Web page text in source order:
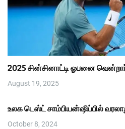
2025 சின்சினாட்டி ஓபனை
August 19, 2025
உலக டெஸ்ட் சாம்பியன்ஷிப்பில்
October 8, 2024